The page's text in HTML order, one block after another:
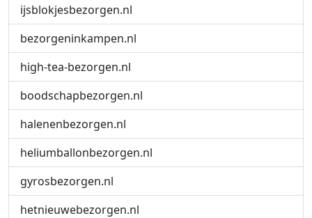
ijsblokjesbezorgen.nl
bezorgeninkampen.nl
high-tea-bezorgen.nl
boodschapbezorgen.nl
halenenbezorgen.nl
heliumballonbezorgen.nl
gyrosbezorgen.nl
hetnieuwebezorgen.nl